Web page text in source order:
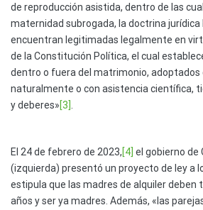
de reproducción asistida, dentro de las
maternidad subrogada, la doctrina jurídica
encuentran legitimadas legalmente en
de la Constitución Política, el cual
dentro o fuera del matrimonio, adoptados
naturalmente o con asistencia científica,
y deberes»[3]
El 24 de febrero de 2023,[4] el gobierno de
(izquierda) presentó un proyecto de ley a
estipula que las madres de alquiler deben
años y ser ya madres. Además, «las